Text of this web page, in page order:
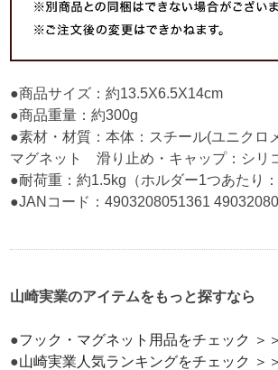
●商品サイズ：約13.5X6.5X14cm
●商品重量：約300g
●素材・材質：本体：スチール(ユニクロ
マグネット 滑り止め・キャップ：シリ
●耐荷重：約1.5kg（ホルダー1つあたり
●JANコード：4903208051361
山崎実業のアイテムをもっと探すなら
●フック・マグネット用品をチェック ＞＞
●山崎実業人気ランキングをチェック ＞＞